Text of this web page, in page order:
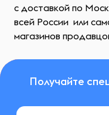
с доставкой по
всей России или
магазинов
Получайте